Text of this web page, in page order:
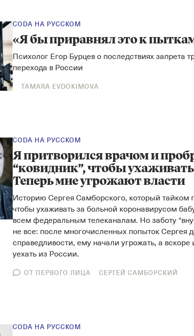
CODA НА РУССКОМ
«Я бы приравнял это к
Психолог Егор Бурцев о последствиях запрета
перехода в России
TAMARA EVDOKIMOVA
CODA НА РУССКОМ
Я притворился врачом и
“ковидник”, чтобы
Теперь мне угрожают власти
Историю Сергея Самборского, который тайком
чтобы ухаживать за больной коронавирусом
всем федеральным телеканалам. Но заботу
не все: после многочисленных попыток Сергея
справедливости, ему начали угрожать, а
уехать из России.
ОТ ПЕРВОГО ЛИЦА СЕРГЕЙ САМБОРСКИЙ
CODA НА РУССКОМ